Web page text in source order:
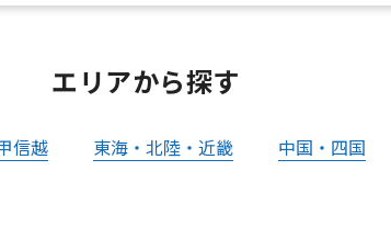
エリアから探す
信越 東海・北陸・近畿 中国・四国